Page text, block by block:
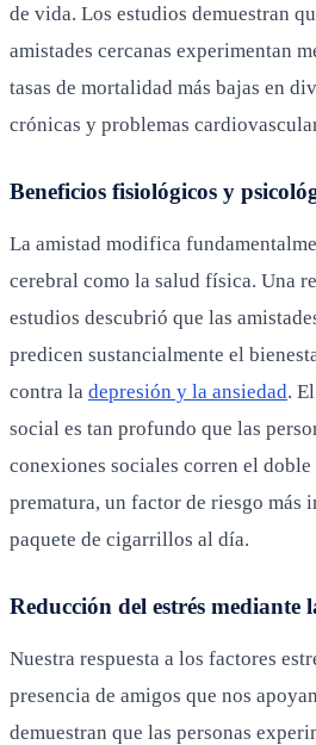
de vida. Los estudios demuestran
amistades cercanas experimentan
tasas de mortalidad más bajas en
crónicas y problemas
Beneficios fisiológicos y
La amistad modifica
cerebral como la salud física. Una
estudios descubrió que las
predicen sustancialmente el
contra la depresión y la ansiedad.
social es tan profundo que las
conexiones sociales corren el doble
prematura, un factor de riesgo más
paquete de cigarrillos al día.
Reducción del estrés mediante
Nuestra respuesta a los factores
presencia de amigos que nos
demuestran que las personas